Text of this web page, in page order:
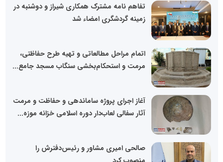
تفاهم نامه مشترک همکاری شیراز و دوشنبه در
زمینه گردشگری امضاء شد
اتمام مراحل مطالعاتی و تهیه طرح حفاظتی،
مرمت و استحکام‌بخشی سنگاب مسجد جامع...
آغاز اجرای پروژه ساماندهی و حفاظت و مرمت
آثار سفالی لعاب‌دار دوره اسلامی خزانه موزه...
صالحی امیری مشاور و رئیس‌دفترش را